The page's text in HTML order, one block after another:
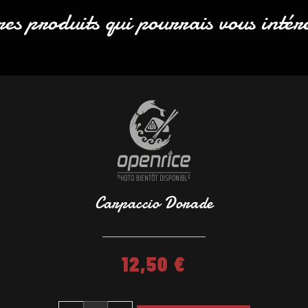
produits qui pourrais vous
Carpaccio Dorade
12,50 €